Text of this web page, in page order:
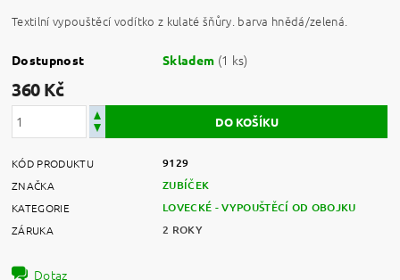
Textilní vypouštěcí vodítko z kulaté šňůry. barva hnědá/zelená.
Dostupnost Skladem (1 ks)
360 Kč
KÓD PRODUKTU 9129
ZNAČKA ZUBÍČEK
KATEGORIE LOVECKÉ - VYPOUŠTĚCÍ OD OBOJKU
ZÁRUKA 2 ROKY
Dotaz